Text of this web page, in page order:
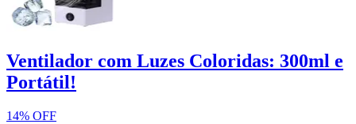
Ventilador com Luzes Coloridas: 300ml e
Portátil!
14% OFF